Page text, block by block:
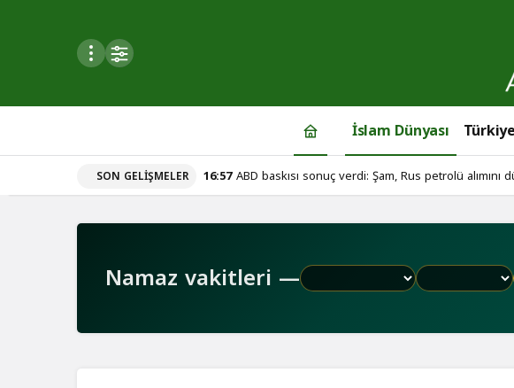
Mod
İslam Dünyası Türkiye
SON GELIŞMELER 16:57 ABD baskısı sonuç verdi: Şam, Rus petrolü alımını
Namaz vakitleri —